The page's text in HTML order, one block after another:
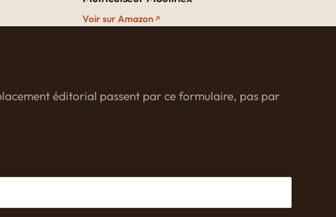
Voir sur Amazon
éditorial passent par ce formulaire, pas par